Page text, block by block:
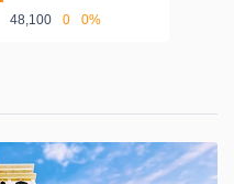
48,100 0 0%